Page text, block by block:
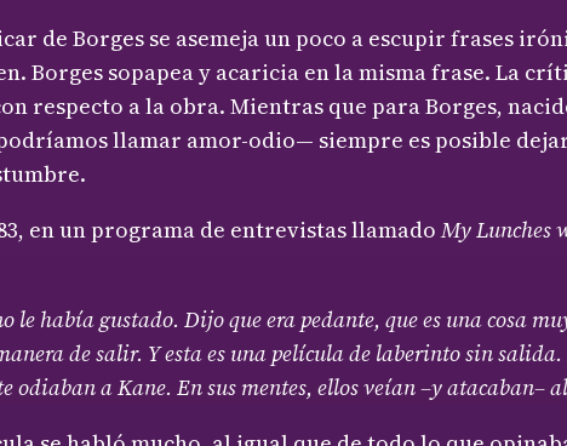
de Borges se asemeja un poco a escupir frases
Borges sopapea y acaricia en la misma frase. La
respecto a la obra. Mientras que para Borges,
llamar amor-odio— siempre es posible
en un programa de entrevistas llamadoMy Lunches
le había gustado. Dijo que era pedante, que es una cosa
de salir. Y esta es una película de laberinto sin
odiaban a Kane. En sus mentes, ellos veían –y atacaban–